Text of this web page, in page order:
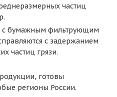
частиц
бумажным фильтрующим
с задержанием
частиц грязи.
готовы
регионы России.